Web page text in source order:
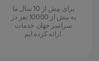
برای بیش از 10 سال ما
به بیش از 10000 نفر در
سراسر جهان خدمات
ارائه کرده ایم.